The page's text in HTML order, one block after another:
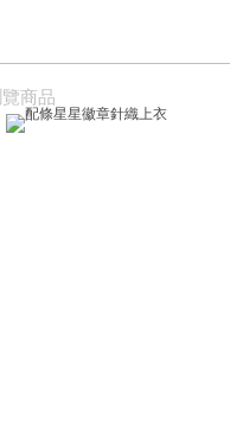
商品